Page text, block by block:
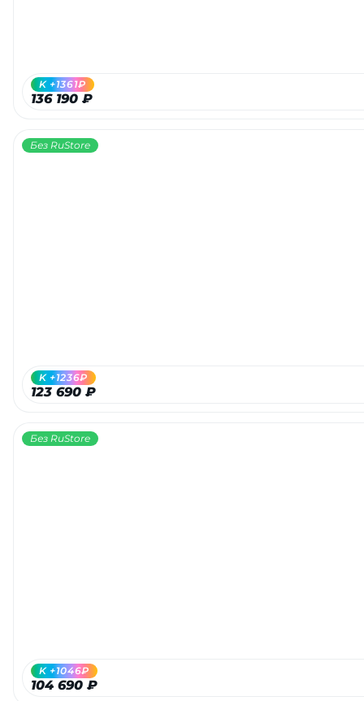
136 190 ₽
K +1361₽
Без RuStore
123 690 ₽
K +1236₽
Без RuStore
104 690 ₽
K +1046₽